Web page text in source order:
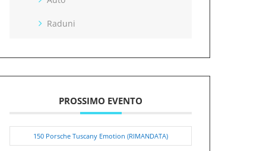
Raduni
PROSSIMO EVENTO
150 Porsche Tuscany Emotion (RIMANDATA)